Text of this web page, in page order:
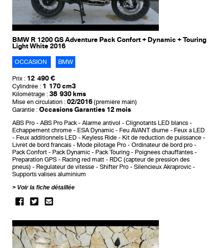
BMW R 1200 GS Adventure Pack Confort + Dynamic + Touring
Light White 2016
OCCASION BMW
Prix : 12 490 €
Cylindrée : 1 170 cm3
Kilométrage : 38 930 kms
Mise en circulation : 02/2016 (première main)
Garantie : Occasions Garanties 12 mois
ABS Pro ABS Pro Pack Alarme antivol
Clignotants LED blancs
Echappement chrome
ESA Dynamic Feu AVANT diurne
Feux a LED
Feux additionnels LED
Keyless Ride
Kit de reduction de puissance
Livret de bord francais
Mode pilotage Pro
Ordinateur de bord pro
Pack Confort
Pack Dynamic Pack Touring
Poignees chauffantes
Preparation GPS
Racing red matt
RDC (capteur de pression des
pneus)
Regulateur de vitesse Shifter Pro
Silencieux Akraprovic
Supports valises aluminium
Voir la fiche détaillée